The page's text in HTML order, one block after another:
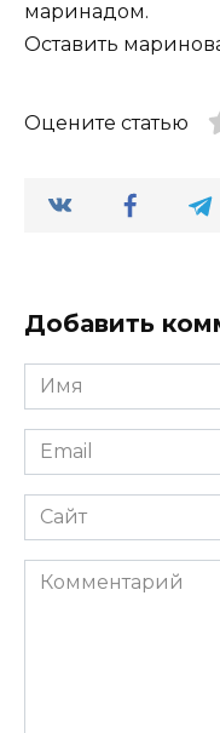
маринадом.
Оставить
Оцените статью
Добавить
Имя
*
Email
*
Сайт
Комментарий